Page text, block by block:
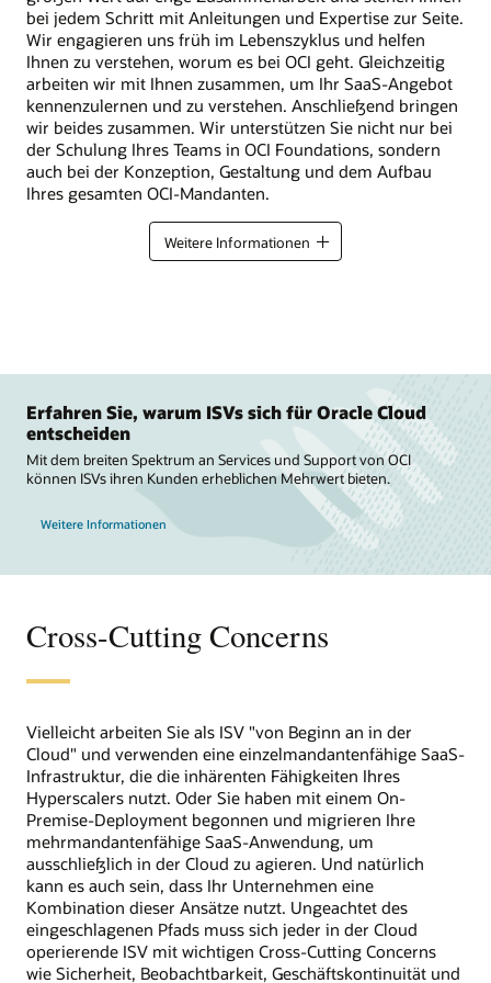
bei jedem Schritt mit Anleitungen und Expertise zur Seite.
Wir engagieren uns früh im Lebenszyklus und helfen
Ihnen zu verstehen, worum es bei OCI geht. Gleichzeitig
arbeiten wir mit Ihnen zusammen, um Ihr SaaS-Angebot
kennenzulernen und zu verstehen. Anschließend bringen
wir beides zusammen. Wir unterstützen Sie nicht nur bei
der Schulung Ihres Teams in OCI Foundations, sondern
auch bei der Konzeption, Gestaltung und dem Aufbau
Ihres gesamten OCI-Mandanten.
Weitere Informationen
Erfahren Sie, warum ISVs sich für Oracle Cloud
entscheiden
Mit dem breiten Spektrum an Services und Support von OCI
können ISVs ihren Kunden erheblichen Mehrwert bieten.
Weitere Informationen
Cross-Cutting Concerns
Vielleicht arbeiten Sie als ISV "von Beginn an in der
Cloud" und verwenden eine einzelmandantenfähige SaaS-
Infrastruktur, die die inhärenten Fähigkeiten Ihres
Hyperscalers nutzt. Oder Sie haben mit einem On-
Premise-Deployment begonnen und migrieren Ihre
mehrmandantenfähige SaaS-Anwendung, um
ausschließlich in der Cloud zu agieren. Und natürlich
kann es auch sein, dass Ihr Unternehmen eine
Kombination dieser Ansätze nutzt. Ungeachtet des
eingeschlagenen Pfads muss sich jeder in der Cloud
operierende ISV mit wichtigen Cross-Cutting Concerns
wie Sicherheit, Beobachtbarkeit, Geschäftskontinuität und